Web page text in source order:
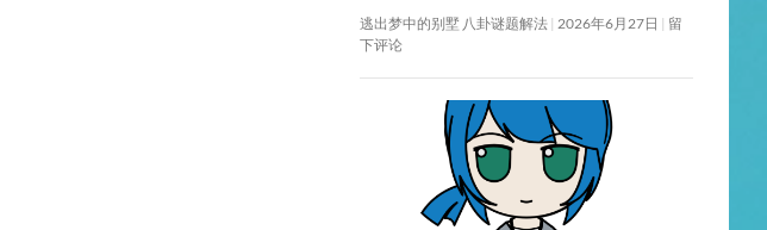
逃出梦中的别墅 八卦谜题解法 2026年6月27日
留
下评论